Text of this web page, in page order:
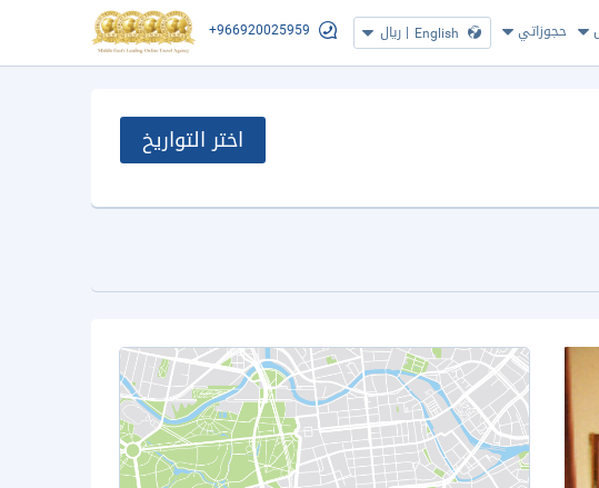
حجوزاتي English
| ريال +966920025959
اختر التواريخ